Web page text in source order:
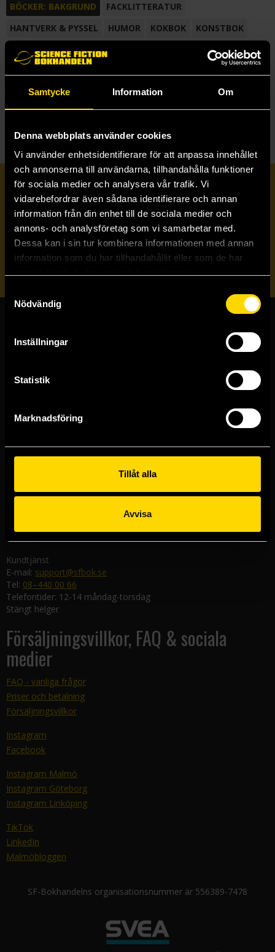
Samtycke Information Om
Denna webbplats använder cookies
Vi använder enhetsidentifierare för att anpassa innehållet
och annonserna till användarna, tillhandahålla funktioner
för sociala medier och analysera vår trafik. Vi
vidarebefordrar även sådana identifierare och annan
information från din enhet till de sociala medier och
annons- och analysföretag som vi samarbetar med.
Dessa kan i sin tur kombinera informationen med annan
information som du har tillhandahållit eller som de har
Nödvändig
Inställningar
Statistik
Marknadsföring
Tillåt alla
Avvisa
BÖCKER: BAKGRUND
FACKLITTERATUR
HANTVERK & PYSSEL
HUMOR KOKBOK
KONSTBOK
KORTROMAN
LÄROBOK
NOVELL
SAMLINGSVOLYM
TECKNA & MÅLA TECKNAD SERIE
Prenumerera på vårt nyhetsbrev
Veckobrevet
Skicka
Butiker & kundtjänst
Västerlånggatan 48
Göteborgsbutiken
Kungsgatan 19
Malmöbutiken
582 19 Linköping
Kundtjänst
E-mail: support@sfbok.se
Tel: 08–440 00 66
Telefontider: 12-14 måndag-torsdag
Stängt helger
Försäljningsvillkor, FAQ & sociala
medier
FAQ - vanliga frågor
Priser och betalning
Försäljningsvillkor
Instagram
Facebook
Instagram Malmö
Instagram Göteborg
Instagram Linköping
TikTok
LinkedIn
Malmöbloggen
SF-Bokhandelns organisationsnummer är 556389-7478